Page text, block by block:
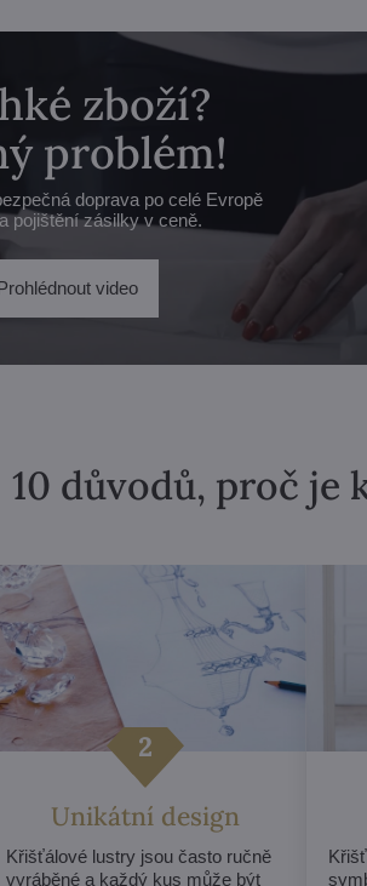
zboží?
problém!
doprava po celé Evropě
pojištění zásilky v ceně.
video
10 důvodů, proč
Unikátní design
Křišťálové lustry jsou často ručně
vyráběné a každý kus může být